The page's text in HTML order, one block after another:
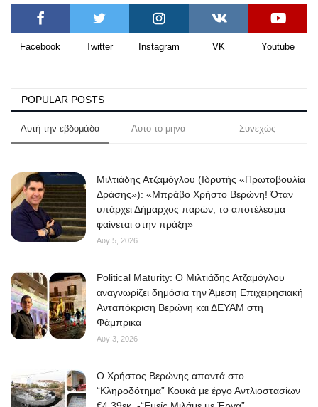
Facebook Twitter Instagram VK Youtube
POPULAR POSTS
Αυτή την εβδομάδα Αυτο το μηνα Συνεχώς
Μιλτιάδης Ατζαμόγλου (Ιδρυτής «Πρωτοβουλία
Δράσης»): «Μπράβο Χρήστο Βερώνη! Όταν
υπάρχει Δήμαρχος παρών, το αποτέλεσμα
φαίνεται στην πράξη»
Αυγ 5, 2026
Political Maturity: Ο Μιλτιάδης Ατζαμόγλου
αναγνωρίζει δημόσια την Άμεση Επιχειρησιακή
Ανταπόκριση Βερώνη και ΔΕΥΑΜ στη
Φάμπρικα
Αυγ 3, 2026
O Χρήστος Βερώνης απαντά στο
“Κληροδότημα” Κουκά με έργο Αντλιοστασίων